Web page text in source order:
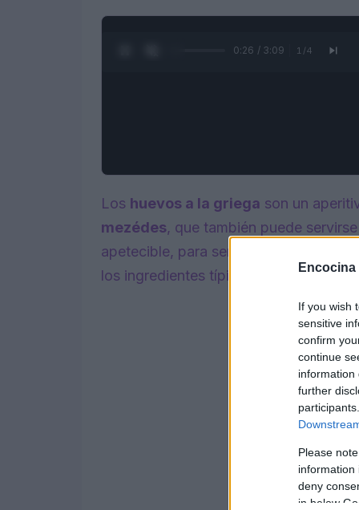
Encocina
If you wish
sensitive
confirm
continue
information
further
Please
information
deny
in below
0:27 / 3:09 1 /4
Los huevos a la griega son un
mezédes, que también puede
apetecible, para servir a temperatura
los ingredientes típicos de la cocina